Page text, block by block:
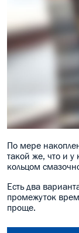
По мере
такой же, что и у
кольцом
Есть два
промежуток
проще.